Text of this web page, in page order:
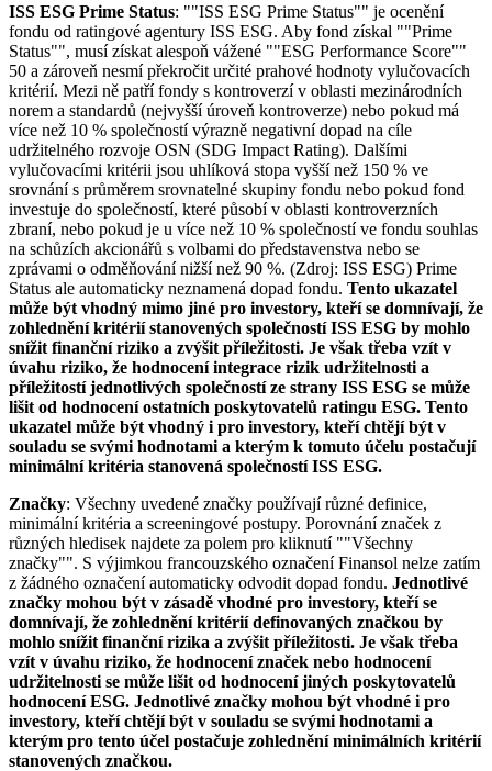
ISS ESG Prime Status: ""ISS ESG Prime Status"" je ocenění
fondu od ratingové agentury ISS ESG. Aby fond získal ""Prime
Status"", musí získat alespoň vážené ""ESG Performance Score""
50 a zároveň nesmí překročit určité prahové hodnoty vylučovacích
kritérií. Mezi ně patří fondy s kontroverzí v oblasti mezinárodních
norem a standardů (nejvyšší úroveň kontroverze) nebo pokud má
více než 10 % společností výrazně negativní dopad na cíle
udržitelného rozvoje OSN (SDG Impact Rating). Dalšími
vylučovacími kritérii jsou uhlíková stopa vyšší než 150 % ve
srovnání s průměrem srovnatelné skupiny fondu nebo pokud fond
investuje do společností, které působí v oblasti kontroverzních
zbraní, nebo pokud je u více než 10 % společností ve fondu souhlas
na schůzích akcionářů s volbami do představenstva nebo se
zprávami o odměňování nižší než 90 %. (Zdroj: ISS ESG) Prime
Status ale automaticky neznamená dopad fondu. Tento ukazatel
může být vhodný mimo jiné pro investory, kteří se domnívají, že
zohlednění kritérií stanovených společností ISS ESG by mohlo
snížit finanční riziko a zvýšit příležitosti. Je však třeba vzít v
úvahu riziko, že hodnocení integrace rizik udržitelnosti a
příležitostí jednotlivých společností ze strany ISS ESG se může
lišit od hodnocení ostatních poskytovatelů ratingu ESG. Tento
ukazatel může být vhodný i pro investory, kteří chtějí být v
souladu se svými hodnotami a kterým k tomuto účelu postačují
minimální kritéria stanovená společností ISS ESG.
Značky: Všechny uvedené značky používají různé definice,
minimální kritéria a screeningové postupy. Porovnání značek z
různých hledisek najdete za polem pro kliknutí ""Všechny
značky"". S výjimkou francouzského označení Finansol nelze zatím
z žádného označení automaticky odvodit dopad fondu. Jednotlivé
značky mohou být v zásadě vhodné pro investory, kteří se
domnívají, že zohlednění kritérií definovaných značkou by
mohlo snížit finanční rizika a zvýšit příležitosti. Je však třeba
vzít v úvahu riziko, že hodnocení značek nebo hodnocení
udržitelnosti se může lišit od hodnocení jiných poskytovatelů
hodnocení ESG. Jednotlivé značky mohou být vhodné i pro
investory, kteří chtějí být v souladu se svými hodnotami a
kterým pro tento účel postačuje zohlednění minimálních kritérií
stanovených značkou.